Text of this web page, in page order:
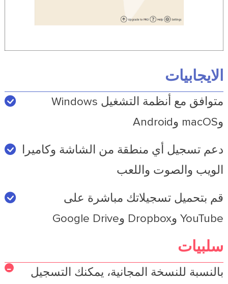
الايجابيات
متوافق مع أنظمة التشغيل Windows
وmacOS وAndroid
دعم تسجيل أي منطقة من الشاشة وكاميرا
الويب والصوت واللعب
قم بتحميل تسجيلاتك مباشرة على
YouTube وDropbox وGoogle Drive
سلبيات
بالنسبة للنسخة المجانية، يمكنك التسجيل